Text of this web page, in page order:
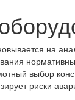
на
выбор
риски